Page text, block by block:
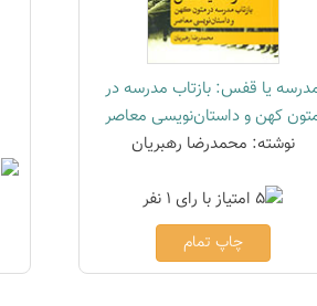
یا قفس: بازتاب مدرسه در
کهن و داستان‌نویسی معاصر
نوشته: محمدرضا رهبریان
چاپ تمام